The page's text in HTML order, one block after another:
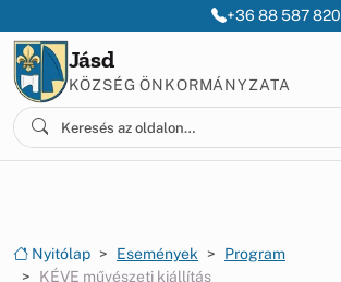
+36 88 587 820
Jásd
KÖZSÉG ÖNKORMÁNYZATA
Nyitólap Események
Program
KÉVE művészeti kiállítás